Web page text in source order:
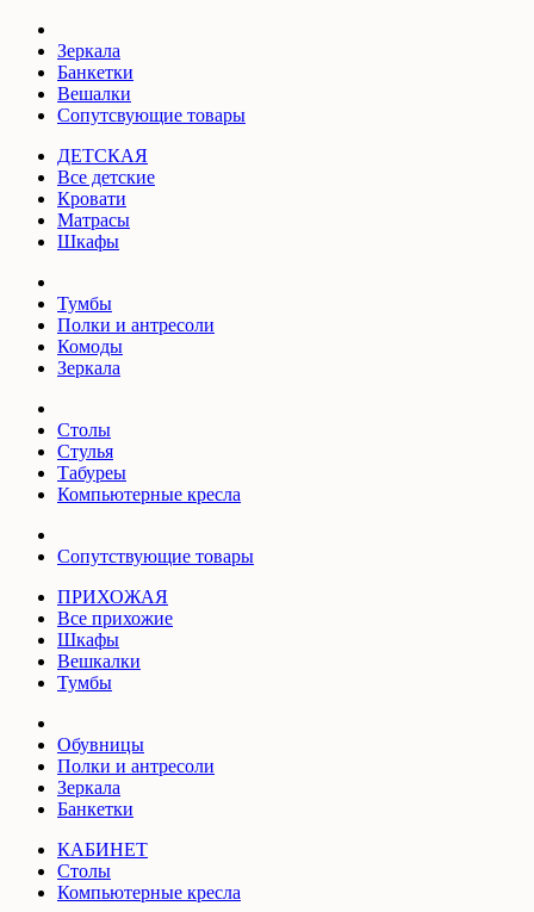
Зеркала
Банкетки
Вешалки
Сопутсвующие товары
ДЕТСКАЯ
Все детские
Кровати
Матрасы
Шкафы
Тумбы
Полки и антресоли
Комоды
Зеркала
Столы
Стулья
Табуреы
Компьютерные кресла
Сопутствующие товары
ПРИХОЖАЯ
Все прихожие
Шкафы
Вешкалки
Тумбы
Обувницы
Полки и антресоли
Зеркала
Банкетки
КАБИНЕТ
Столы
Компьютерные кресла